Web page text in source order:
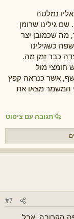
נמלטה
גילינו שרומן
מה שכמובן יצר
כשגילינו
כבר זמן מה.
חומצי מול
אשר כנראה קפץ
המשמר מצאו את
תגובה עם ציטוט
#7
הקרובה, אבל